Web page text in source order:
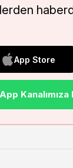
App Store
Kanalımıza